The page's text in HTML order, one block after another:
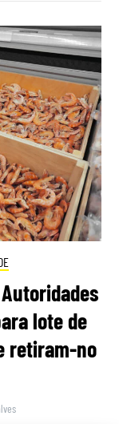
lote de
retiram-no